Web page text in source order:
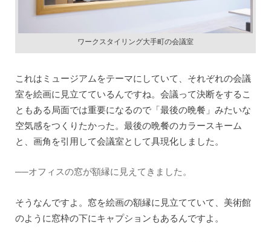
ワークスタイリング大手町の会議室
これはミュージアムをテーマにしていて、それぞれの会議
室を絵画に見立てているんですね。会議って決断をするこ
ともある局面では重要になるので「最後の晩餐」みたいな
空気感をつくりたかった。最後の晩餐のカラースキーム
と、画角を引用して会議室として具現化しました。
──オフィスの窓が額縁に見えてきました。
そうなんですよ。窓を絵画の額縁に見立てていて、美術館
のように窓枠の下にキャプションもあるんですよ。